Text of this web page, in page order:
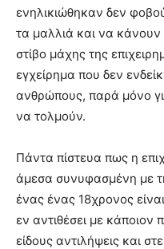
ενηλικιώθηκαν δεν
τα μαλλιά και να
στίβο μάχης της
εγχείρημα που δεν
ανθρώπους, παρά μόνο
να τολμούν.
Πάντα πίστευα πως η
άμεσα συνυφασμένη με
ένας ένας 18χρονος
εν αντιθέσει με κάποιον
είδους αντιλήψεις και